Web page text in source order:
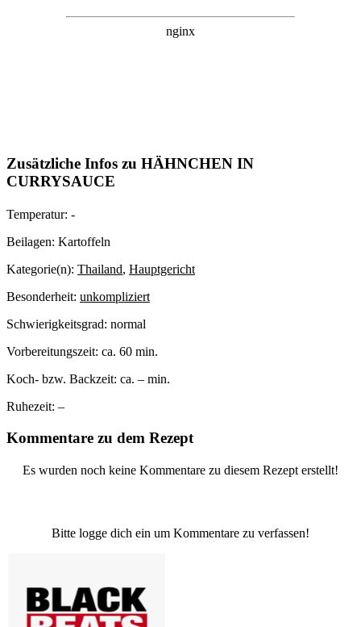
Zusätzliche Infos zu HÄHNCHEN IN
CURRYSAUCE
Temperatur: -
Beilagen: Kartoffeln
Kategorie(n): Thailand, Hauptgericht
Besonderheit: unkompliziert
Schwierigkeitsgrad: normal
Vorbereitungszeit: ca. 60 min.
Koch- bzw. Backzeit: ca. – min.
Ruhezeit: –
Kommentare zu dem Rezept
Es wurden noch keine Kommentare zu diesem Rezept erstellt!
Bitte logge dich ein um Kommentare zu verfassen!